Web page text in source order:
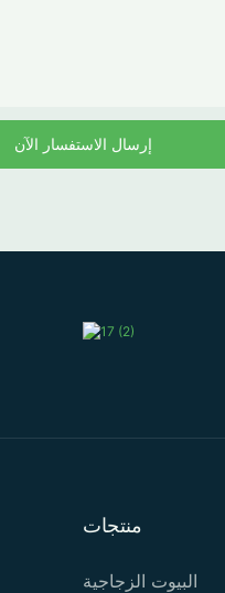
إرسال الاستفسار الآن
منتجات
البيوت الزجاجية